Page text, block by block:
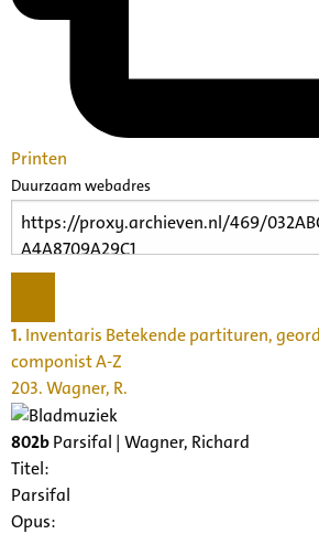
Printen
Duurzaam webadres
1.Inventaris Betekende partituren,
componist A-Z
203. Wagner, R.
802bParsifal | Wagner, Richard
Titel:
Parsifal
Opus: